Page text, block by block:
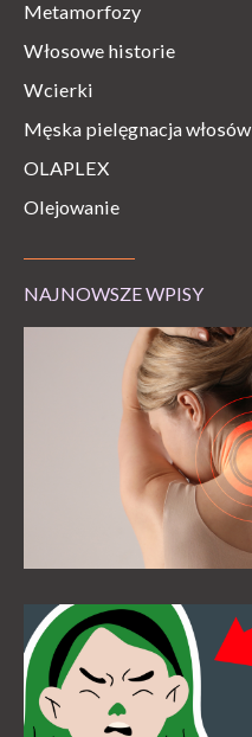
Metamorfozy
Włosowe historie
Wcierki
Męska pielęgnacja włosów
OLAPLEX
Olejowanie
NAJNOWSZE WPISY